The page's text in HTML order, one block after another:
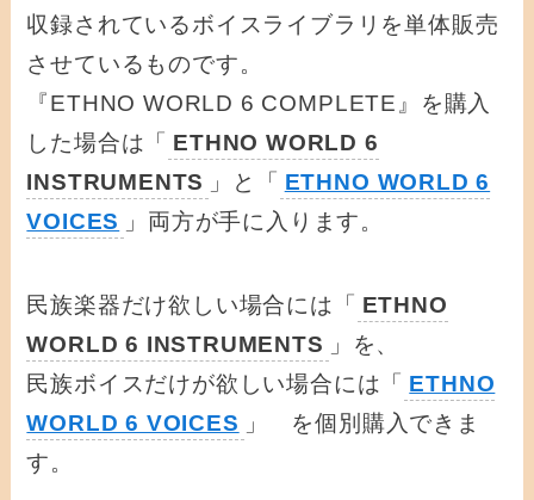
収録されているボイスライブラリを単体販売
させているものです。
『ETHNO WORLD 6 COMPLETE』を購入
した場合は「 ETHNO WORLD 6
INSTRUMENTS
」と「 ETHNO WORLD 6
VOICES
」両方が手に入ります。
民族楽器だけ欲しい場合には「
ETHNO
WORLD 6 INSTRUMENTS
」を、
民族ボイスだけが欲しい場合には「
ETHNO
WORLD 6 VOICES
」 を個別購入できま
す。